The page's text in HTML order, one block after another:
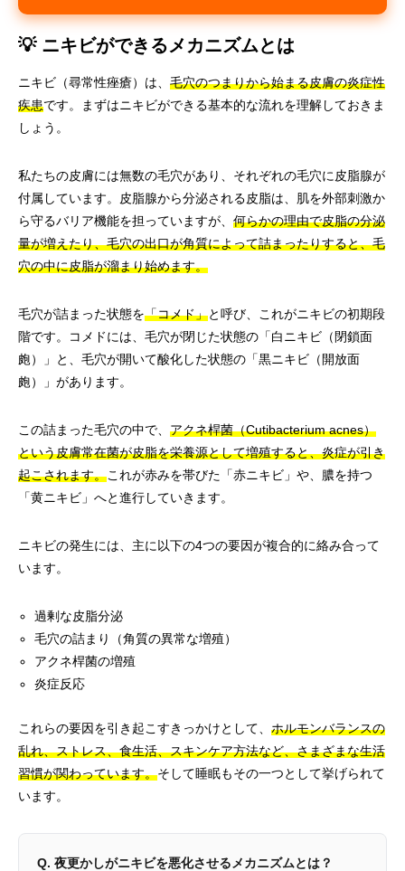
💡 ニキビができるメカニズムとは
ニキビ（尋常性痤瘡）は、 毛穴のつまりから始まる皮膚の炎症性
疾患です。まずはニキビができる基本的な流れを理解しておきま
しょう。
私たちの皮膚には無数の毛穴があり、それぞれの毛穴に皮脂腺が
付属しています。皮脂腺から分泌される皮脂は、肌を外部刺激か
ら守るバリア機能を担っていますが、 何らかの理由で皮脂の分泌
量が増えたり、毛穴の出口が角質によって詰まったりすると、毛
穴の中に皮脂が溜まり始めます。
毛穴が詰まった状態を「コメド」と呼び、これがニキビの初期段
階です。コメドには、毛穴が閉じた状態の「白ニキビ（閉鎖面
皰）」と、毛穴が開いて酸化した状態の「黒ニキビ（開放面
皰）」があります。
この詰まった毛穴の中で、 アクネ桿菌（Cutibacterium acnes）
という皮膚常在菌が皮脂を栄養源として増殖すると、炎症が引き
起こされます。これが赤みを帯びた「赤ニキビ」や、膿を持つ
「黄ニキビ」へと進行していきます。
ニキビの発生には、主に以下の4つの要因が複合的に絡み合って
います。
過剰な皮脂分泌
毛穴の詰まり（角質の異常な増殖）
アクネ桿菌の増殖
炎症反応
これらの要因を引き起こすきっかけとして、 ホルモンバランスの
乱れ、ストレス、食生活、スキンケア方法など、さまざまな生活
習慣が関わっています。そして睡眠もその一つとして挙げられて
います。
Q. 夜更かしがニキビを悪化させるメカニズムとは？